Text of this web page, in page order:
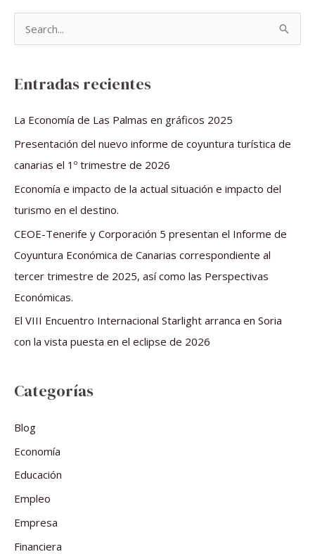
a
r
Entradas recientes
La Economía de Las Palmas en gráficos 2025
Presentación del nuevo informe de coyuntura turística de
canarias el 1º trimestre de 2026
Economía e impacto de la actual situación e impacto del
turismo en el destino.
CEOE-Tenerife y Corporación 5 presentan el Informe de
Coyuntura Económica de Canarias correspondiente al
tercer trimestre de 2025, así como las Perspectivas
Económicas.
El VIII Encuentro Internacional Starlight arranca en Soria
con la vista puesta en el eclipse de 2026
Categorías
Blog
Economía
Educación
Empleo
Empresa
Financiera